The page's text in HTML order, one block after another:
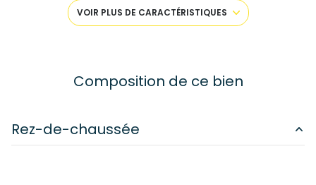
1 salle(s) de bain
construit en 1800
Chauffage individuel : radiateur (gaz)
VOIR PLUS DE CARACTÉRISTIQUES
Composition de ce bien
Rez-de-chaussée